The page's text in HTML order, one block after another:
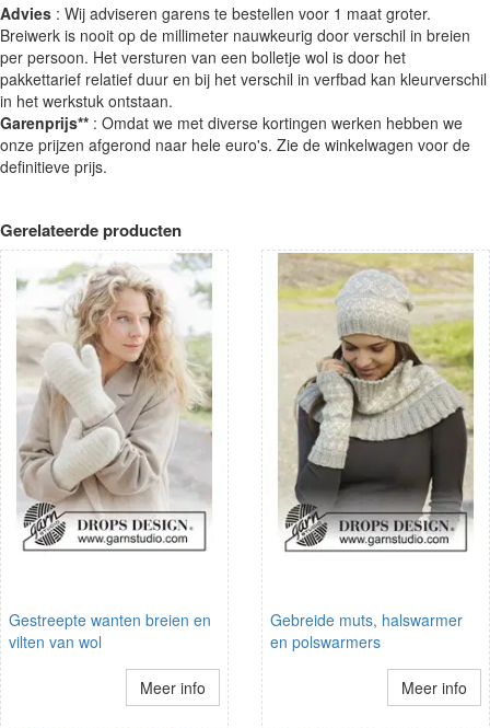
Advies : Wij adviseren garens te bestellen voor 1 maat groter.
Breiwerk is nooit op de millimeter nauwkeurig door verschil in breien
per persoon. Het versturen van een bolletje wol is door het
pakkettarief relatief duur en bij het verschil in verfbad kan kleurverschil
in het werkstuk ontstaan.
Garenprijs** : Omdat we met diverse kortingen werken hebben we
onze prijzen afgerond naar hele euro's. Zie de winkelwagen voor de
definitieve prijs.
Gerelateerde producten
Gestreepte wanten breien en
vilten van wol
Meer info
Gebreide muts, halswarmer
en polswarmers
Meer info